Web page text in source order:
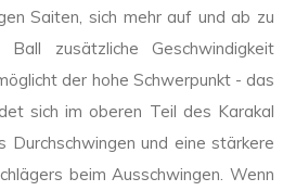
Saiten, sich mehr auf und ab zu
zusätzliche Geschwindigkeit
der hohe Schwerpunkt - das
sich im oberen Teil des Karakal
Durchschwingen und eine stärkere
beim Ausschwingen. Wenn